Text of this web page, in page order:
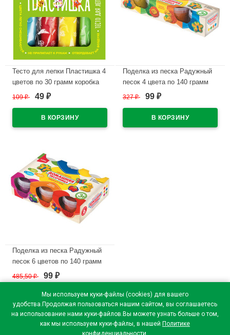
Мы используем куки-файлы (cookies) для вашего
удобства.Продолжая пользоваться нашим сайтом, вы соглашаетесь
на использование нами куки-файлов.Вы можете узнать больше о том,
как мы используем куки-файлы, в нашей Политике
конфиденциальности
Тесто для лепки Пластишка 4
цветов по 30 грамм коробка
LORI арт.Тдл-046
109₽ 49 ₽
Поделка из песка Радужный
песок 4 цвета по 140 грамм
формочка LORI арт.Пт-017
327₽ 99 ₽
Поделка из песка Радужный
песок 6 цветов по 140 грамм
LORI арт.Пт-014
В наличии
485,50₽ 99 ₽